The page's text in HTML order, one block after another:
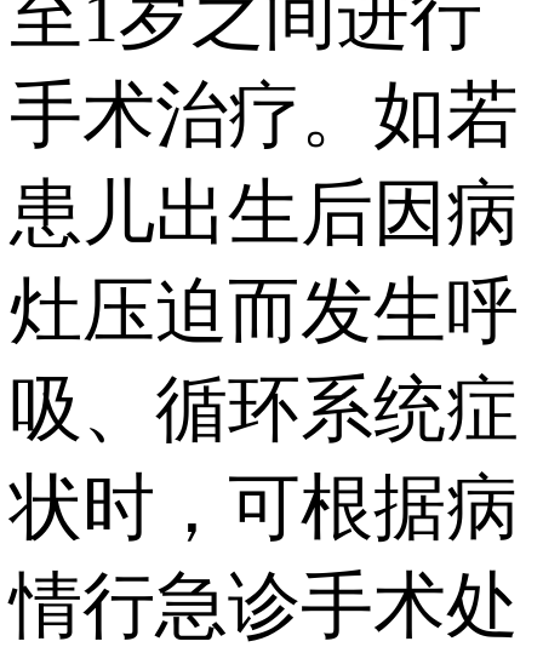
至1岁之间进行
手术治疗。如若
患儿出生后因病
灶压迫而发生呼
吸、循环系统症
状时，可根据病
情行急诊手术处